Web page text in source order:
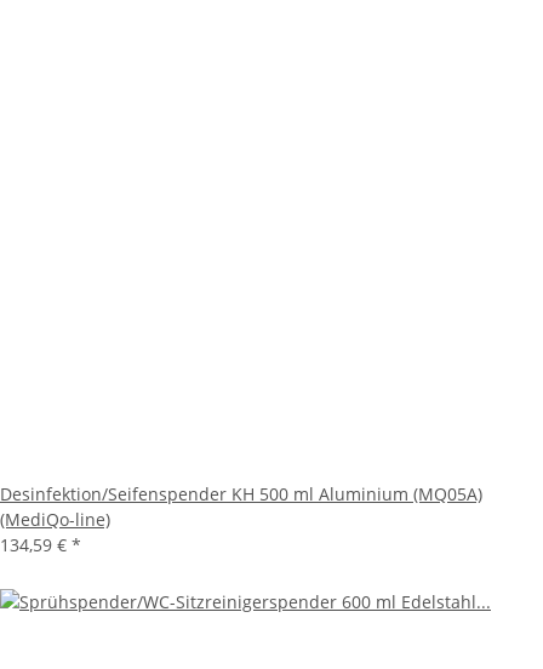
Desinfektion/Seifenspender KH 500 ml Aluminium (MQ05A)
(MediQo-line)
134,59 € *